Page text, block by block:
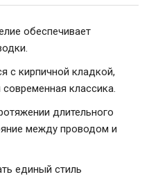
обеспечивает
с кирпичной кладкой,
классика.
длительного
между проводом и
единый стиль